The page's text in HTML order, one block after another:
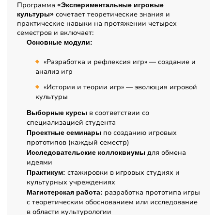
Программа «Экспериментальные игровые
культуры» сочетает теоретические знания и
практические навыки на протяжении четырех
семестров и включает:
Основные модули:
«Разработка и рефлексия игр» — создание и
анализ игр
«История и теории игр» — эволюция игровой
культуры
Выборные курсы в соответствии со
специализацией студента
Проектные семинары по созданию игровых
прототипов (каждый семестр)
Исследовательские коллоквиумы для обмена
идеями
Практикум: стажировки в игровых студиях и
культурных учреждениях
Магистерская работа: разработка прототипа игры
с теоретическим обоснованием или исследование
в области культурологии